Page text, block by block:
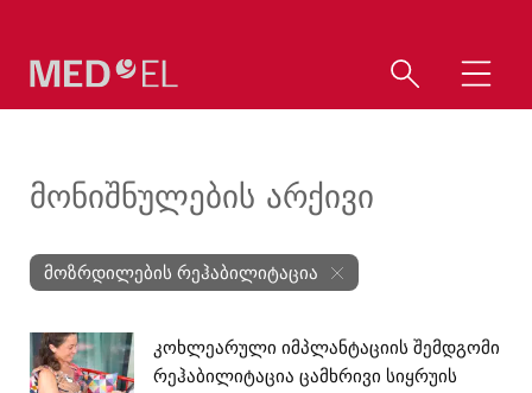
მონიშნულების არქივი
მოზრდილების რეჰაბილიტაცია
კოხლეარული იმპლანტაციის შემდგომი
რეჰაბილიტაცია ცამხრივი სიყრუის